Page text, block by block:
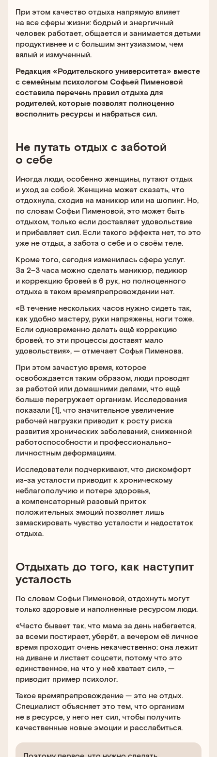
При этом качество отдыха напрямую влияет
на все сферы жизни: бодрый и энергичный
человек работает, общается и занимается детьми
продуктивнее и с большим энтузиазмом, чем
вялый и измученный.
Редакция «Родительского университета» вместе
с семейным психологом Софьей Пименовой
составила перечень правил отдыха для
родителей, которые позволят полноценно
восполнить ресурсы и набраться сил.
Не путать отдых с заботой
о себе
Иногда люди, особенно женщины, путают отдых
и уход за собой. Женщина может сказать, что
отдохнула, сходив на маникюр или на шопинг. Но,
по словам Софьи Пименовой, это может быть
отдыхом, только если доставляет удовольствие
и прибавляет сил. Если такого эффекта нет, то это
уже не отдых, а забота о себе и о своём теле.
Кроме того, сегодня изменилась сфера услуг.
За 2–3 часа можно сделать маникюр, педикюр
и коррекцию бровей в 6 рук, но полноценного
отдыха в таком времяпрепровождении нет.
«В течение нескольких часов нужно сидеть так,
как удобно мастеру, руки напряжены, ноги тоже.
Если одновременно делать ещё коррекцию
бровей, то эти процессы доставят мало
удовольствия», — отмечает Софья Пименова.
При этом зачастую время, которое
освобождается таким образом, люди проводят
за работой или домашними делами, что ещё
больше перегружает организм. Исследования
показали [1], что значительное увеличение
рабочей нагрузки приводит к росту риска
развития хронических заболеваний, сниженной
работоспособности и профессионально-
личностным деформациям.
Исследователи подчеркивают, что дискомфорт
из-за усталости приводит к хроническому
неблагополучию и потере здоровья,
а компенсаторный разовый приток
положительных эмоций позволяет лишь
замаскировать чувство усталости и недостаток
отдыха.
Отдыхать до того, как наступит
усталость
По словам Софьи Пименовой, отдохнуть могут
только здоровые и наполненные ресурсом люди.
«Часто бывает так, что мама за день набегается,
за всеми постирает, уберёт, а вечером её личное
время проходит очень некачественно: она лежит
на диване и листает соцсети, потому что это
единственное, на что у неё хватает сил», —
приводит пример психолог.
Такое времяпрепровождение — это не отдых.
Специалист объясняет это тем, что организм
не в ресурсе, у него нет сил, чтобы получить
качественные новые эмоции и расслабиться.